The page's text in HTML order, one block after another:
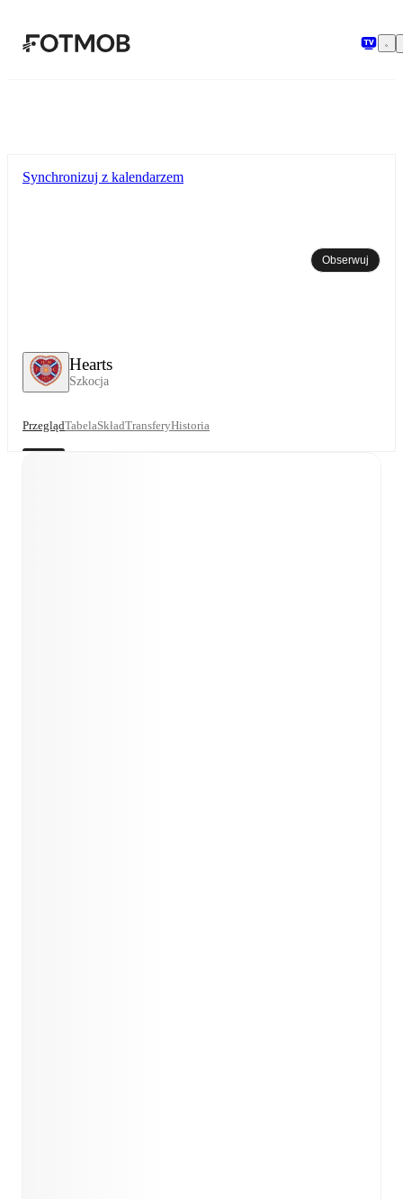
Hearts
Szkocja
Synchronizuj z kalendarzem
Obserwuj
PrzeglądTabelaSkładTransferyHistoria